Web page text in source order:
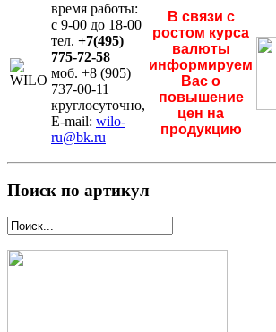
время работы:
с 9-00 до 18-00
тел. +7(495)
775-72-58
моб. +8 (905)
737-00-11
круглосуточно,
E-mail: wilo-
ru@bk.ru
В связи с
ростом курса
валюты
информируем
Вас о
повышение
цен на
продукцию
Поиск по артикул